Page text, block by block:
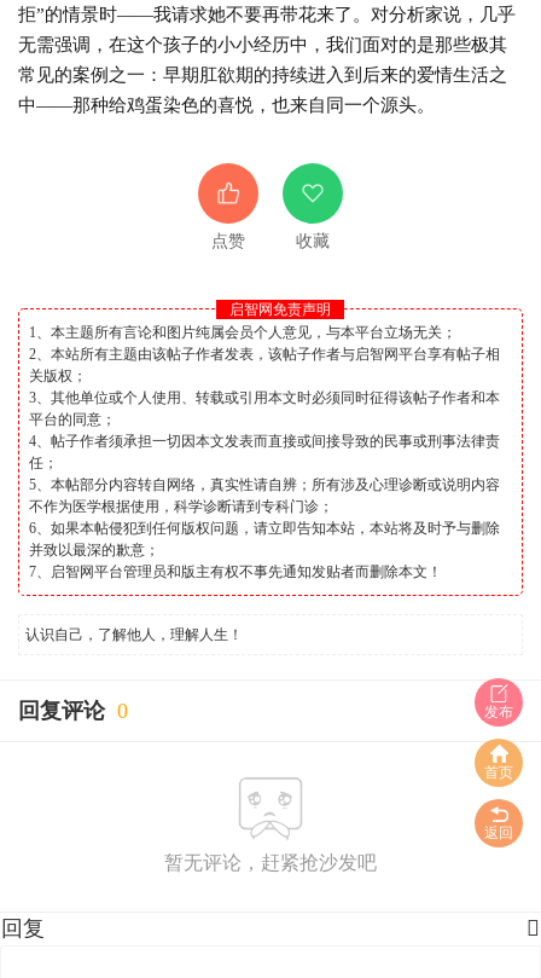
拒”的情景时——我请求她不要再带花来了。对分析家说，几乎
无需强调，在这个孩子的小小经历中，我们面对的是那些极其
常见的案例之一：早期肛欲期的持续进入到后来的爱情生活之
中——那种给鸡蛋染色的喜悦，也来自同一个源头。
点赞 收藏
启智网免责声明
1、本主题所有言论和图片纯属会员个人意见，与本平台立场无关；
2、本站所有主题由该帖子作者发表，该帖子作者与启智网平台享有帖子相
关版权；
3、其他单位或个人使用、转载或引用本文时必须同时征得该帖子作者和本
平台的同意；
4、帖子作者须承担一切因本文发表而直接或间接导致的民事或刑事法律责
任；
5、本帖部分内容转自网络，真实性请自辨；所有涉及心理诊断或说明内容
不作为医学根据使用，科学诊断请到专科门诊；
6、如果本帖侵犯到任何版权问题，请立即告知本站，本站将及时予与删除
并致以最深的歉意；
7、启智网平台管理员和版主有权不事先通知发贴者而删除本文！
认识自己，了解他人，理解人生！
回复评论 0
暂无评论，赶紧抢沙发吧
发布
首页
返回

回复